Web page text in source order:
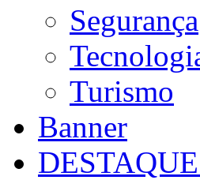
Segurança
Turismo
Banner